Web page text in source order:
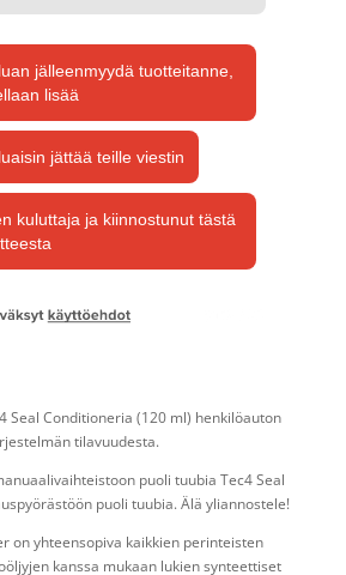
Seal Conditioneria (120 ml) henkilöauton
tilavuudesta.
puoli tuubia Tec4 Seal
puoli tuubia. Älä yliannostele!
on yhteensopiva kaikkien perinteisten
kanssa mukaan lukien synteettiset